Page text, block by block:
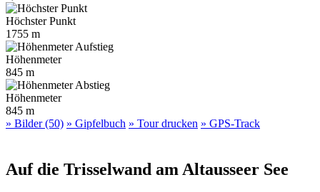
Höchster Punkt
1755 m
Höhenmeter
845 m
Höhenmeter
845 m
» Bilder (50) » Gipfelbuch » Tour drucken » GPS-Track
Auf die Trisselwand am Altausseer See